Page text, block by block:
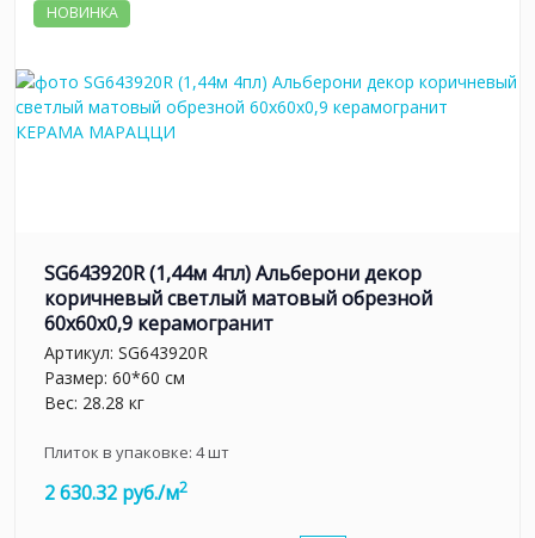
НОВИНКА
SG643920R (1,44м 4пл) Альберони декор
коричневый светлый матовый обрезной
60x60x0,9 керамогранит
Артикул: SG643920R
Размер: 60*60 см
Вес: 28.28 кг
Плиток в упаковке: 4шт
2 630.32 руб./м2